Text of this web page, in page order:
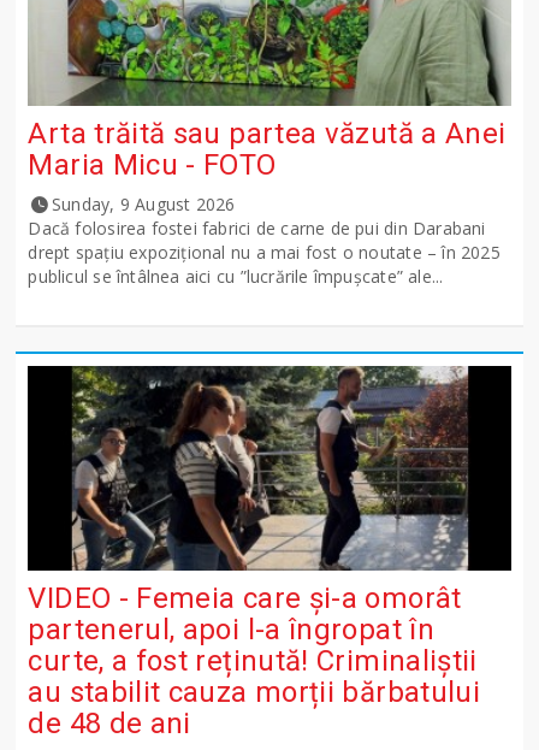
Arta trăită sau partea văzută a Anei
Maria Micu - FOTO
Sunday, 9 August 2026
Dacă folosirea fostei fabrici de carne de pui din Darabani
drept spațiu expozițional nu a mai fost o noutate – în 2025
publicul se întâlnea aici cu ”lucrările împușcate” ale...
VIDEO - Femeia care și-a omorât
partenerul, apoi l-a îngropat în
curte, a fost reținută! Criminaliștii
au stabilit cauza morții bărbatului
de 48 de ani